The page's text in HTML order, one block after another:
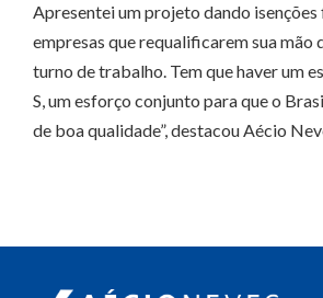
Apresentei um projeto dando isenções
empresas que requalificarem sua mão
turno de trabalho. Tem que haver um
S, um esforço conjunto para que o
de boa qualidade”, destacou Aécio